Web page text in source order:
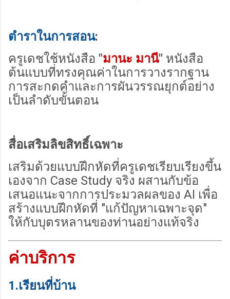
ตำราในการสอน:
ครูเดชใช้หนังสือ "มานะ มานี" หนังสือ
ต้นแบบที่ทรงคุณค่าในการวางรากฐาน
การสะกดคำและการผันวรรณยุกต์อย่าง
เป็นลำดับขั้นตอน
สื่อเสริมลิขสิทธิ์เฉพาะ
เสริมด้วยแบบฝึกหัดที่ครูเดชเรียบเรียงขึ้น
เองจาก Case Study จริง ผสานกับข้อ
เสนอแนะจากการประมวลผลของ AI เพื่อ
สร้างแบบฝึกหัดที่ "แก้ปัญหาเฉพาะจุด"
ให้กับบุตรหลานของท่านอย่างแท้จริง
ค่าบริการ
1.เรียนที่บ้าน